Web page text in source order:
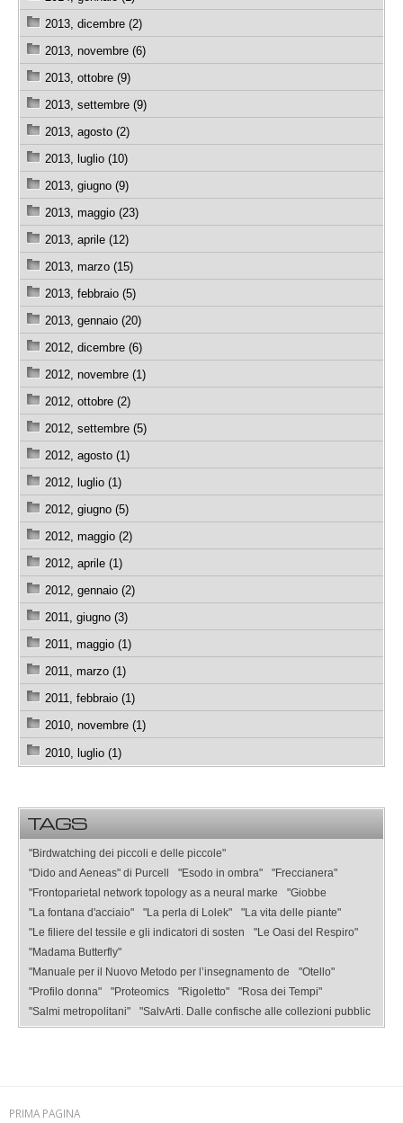
2013, dicembre (2)
2013, novembre (6)
2013, ottobre (9)
2013, settembre (9)
2013, agosto (2)
2013, luglio (10)
2013, giugno (9)
2013, maggio (23)
2013, aprile (12)
2013, marzo (15)
2013, febbraio (5)
2013, gennaio (20)
2012, dicembre (6)
2012, novembre (1)
2012, ottobre (2)
2012, settembre (5)
2012, agosto (1)
2012, luglio (1)
2012, giugno (5)
2012, maggio (2)
2012, aprile (1)
2012, gennaio (2)
2011, giugno (3)
2011, maggio (1)
2011, marzo (1)
2011, febbraio (1)
2010, novembre (1)
2010, luglio (1)
TAGS
"Birdwatching dei piccoli e delle piccole"
"Dido and Aeneas" di Purcell
"Esodo in ombra"
"Freccianera"
"Frontoparietal network topology as a neural marke
"Giobbe
"La fontana d'acciaio"
"La perla di Lolek"
"La vita delle piante"
"Le filiere del tessile e gli indicatori di sosten
"Le Oasi del Respiro"
"Madama Butterfly"
"Manuale per il Nuovo Metodo per l’insegnamento de
"Otello"
"Profilo donna"
"Proteomics "Rigoletto"
"Rosa dei Tempi"
"Salmi metropolitani"
"SalvArti. Dalle confische alle collezioni pubblic
PRIMA PAGINA